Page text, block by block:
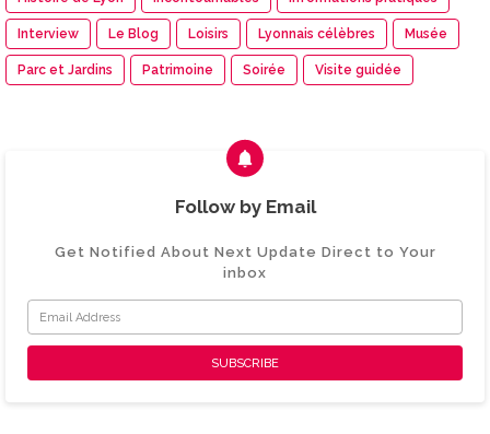
Interview Le Blog Loisirs Lyonnais célèbres Musée
Parc et Jardins Patrimoine Soirée Visite guidée
Follow by Email
Get Notified About Next Update Direct to Your
inbox